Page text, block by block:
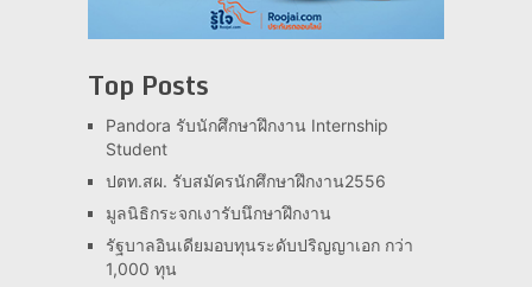
Top Posts
Pandora รับนักศึกษาฝึกงาน Internship
Student
ปตท.สผ. รับสมัครนักศึกษาฝึกงาน2556
มูลนิธิกระจกเงารับนึกษาฝึกงาน
รัฐบาลอินเดียมอบทุนระดับปริญญาเอก กว่า
1,000 ทุน